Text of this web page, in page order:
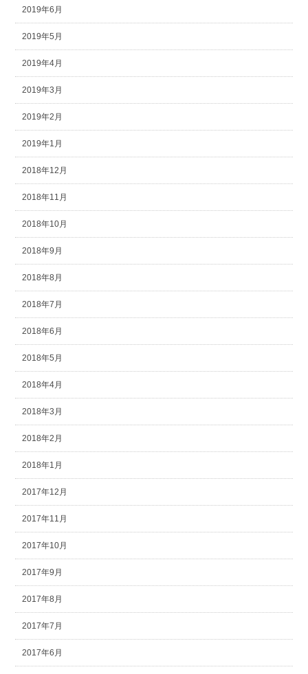
2019年6月
2019年5月
2019年4月
2019年3月
2019年2月
2019年1月
2018年12月
2018年11月
2018年10月
2018年9月
2018年8月
2018年7月
2018年6月
2018年5月
2018年4月
2018年3月
2018年2月
2018年1月
2017年12月
2017年11月
2017年10月
2017年9月
2017年8月
2017年7月
2017年6月